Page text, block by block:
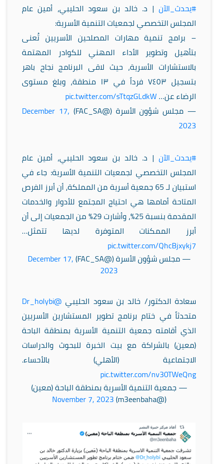
#يحدث_الآن | د. خالد بن سعود الحليبي، أمين عام
المجلس التخصصي لجمعيات التنمية الأسرية:
– برامج تنمية مهارات المصلحين الأسريين تُعنى
بتأهيل وتطوير الأداء المهني للكوادر المهتمة
بالاستشارات الأسرية، حيث لاقى البرنامج نجاح باهر
بتسجيل ٧٤٥٣ فرداً في ١٣ منطقة، وبلغ مستوى
الرضاء عن…pic.twitter.com/sTtqzGLdkW
— مجلس شؤون الأسرة (@FAC_SA)
December 17,
2023
#يحدث_الآن | د. خالد بن سعود الحليبي، أمين عام
المجلس التخصصي لجمعيات التنمية الأسرية: جاء في
استبيان لـ 65 جمعية أسرية من المملكة، أن أبرز الفرص
المتاحة أمامها هي احتياج المجتمع للأدوار والخدمات
المقدمة بنسبة 25%، وأشارت 29% من الجمعيات إلى أن
أبرز الممكنات المتوفرة لديها تتمثل…
pic.twitter.com/QhcBjxykj7
— مجلس شؤون الأسرة (@FAC_SA)
December 17,
2023
سعادة الدكتور/ خالد بن سعود الحليبي @Dr_holybi
متحدثاً في ختام برنامج تطوير المستشارين الأسريين
الذي أقامته جمعية التنمية الأسرية بمنطقة الباحة
(معين) بالشراكة مع بيت الخبرة للبحوث والدراسات
الاجتماعية (الأهلي) بالأحساء.
pic.twitter.com/nv30TWeQng
— جمعية التنمية الأسرية بمنطقة الباحة (معين)
(@m3eenbaha)
November 7, 2023